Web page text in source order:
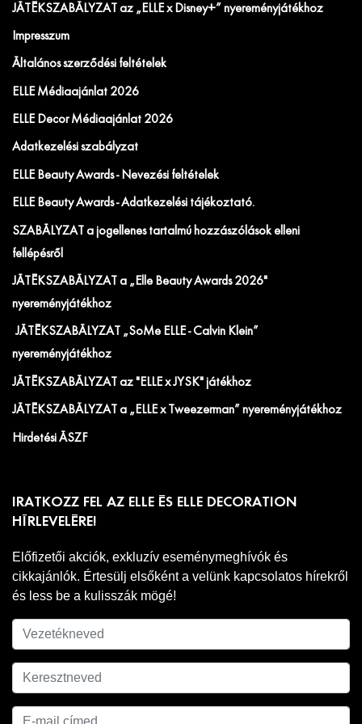
JÁTÉKSZABÁLYZAT az „ELLE x Disney+” nyereményjátékhoz
Impresszum
Általános szerződési feltételek
ELLE Médiaajánlat 2026
ELLE Decor Médiaajánlat 2026
Adatkezelési szabályzat
ELLE Beauty Awards - Nevezési feltételek
ELLE Beauty Awards - Adatkezelési tájékoztató.
SZABÁLYZAT a jogellenes tartalmú hozzászólások elleni
fellépésről
JÁTÉKSZABÁLYZAT a „Elle Beauty Awards 2026"
nyereményjátékhoz
JÁTÉKSZABÁLYZAT „SoMe ELLE - Calvin Klein”
nyereményjátékhoz
JÁTÉKSZABÁLYZAT az "ELLE x JYSK" játékhoz
JÁTÉKSZABÁLYZAT a „ELLE x Tweezerman” nyereményjátékhoz
Hirdetési ÁSZF
IRATKOZZ FEL AZ ELLE ÉS ELLE DECORATION
HÍRLEVELÉRE!
Előfizetői akciók, exkluzív eseménymeghívók és
cikkajánlók. Értesülj elsőként a velünk kapcsolatos hírekről
és less be a kulisszák mögé!